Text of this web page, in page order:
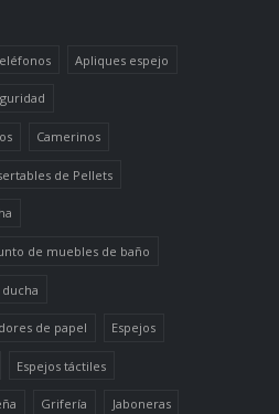
Apliques espejo
Camerinos
de Pellets
de muebles de baño
de papel Espejos
Espejos táctiles
Grifería Jaboneras